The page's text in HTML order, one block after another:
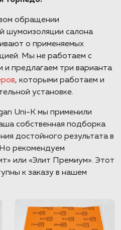
обращении
шумоизоляции салона
о применяемых
Мы не работаем с
предлагаем три варианта
, которыми работаем и
установке.
Uni-K мы применили
собственная подборка
достойного результата в
рекомендуем
или «Элит Премиум». Этот
к заказу в нашем